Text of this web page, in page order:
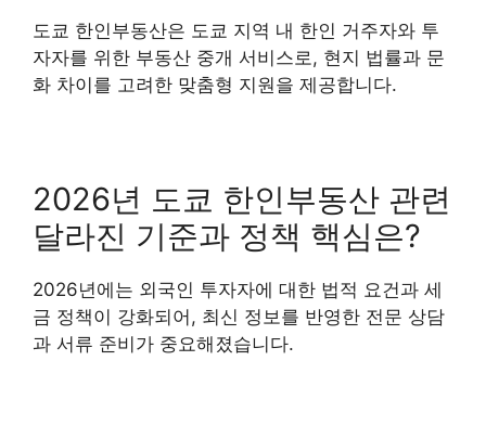
도쿄 한인부동산은 도쿄 지역 내 한인 거주자와 투
자자를 위한 부동산 중개 서비스로, 현지 법률과 문
화 차이를 고려한 맞춤형 지원을 제공합니다.
2026년 도쿄 한인부동산 관련
달라진 기준과 정책 핵심은?
2026년에는 외국인 투자자에 대한 법적 요건과 세
금 정책이 강화되어, 최신 정보를 반영한 전문 상담
과 서류 준비가 중요해졌습니다.